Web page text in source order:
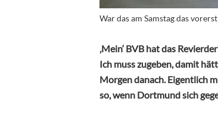
War das am Samstag das
‚Mein‘ BVB hat das
Ich muss zugeben, damit
Morgen danach. Eigentlich
so, wenn Dortmund sich